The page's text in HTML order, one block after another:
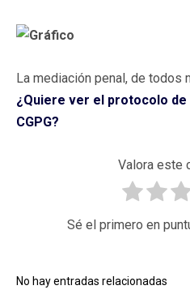
La mediación penal, de todos
¿Quiere ver el protocolo de
CGPG?
Valora este
Sé el primero en
No hay entradas relacionadas